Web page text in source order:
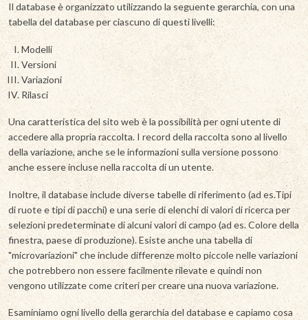
Il database è organizzato utilizzando la seguente gerarchia, con una
tabella del database per ciascuno di questi livelli:
Modelli
Versioni
Variazioni
Rilasci
Una caratteristica del sito web è la possibilità per ogni utente di
accedere alla propria raccolta. I record della raccolta sono al livello
della variazione, anche se le informazioni sulla versione possono
anche essere incluse nella raccolta di un utente.
Inoltre, il database include diverse tabelle di riferimento (ad es.Tipi
di ruote e tipi di pacchi) e una serie di elenchi di valori di ricerca per
selezioni predeterminate di alcuni valori di campo (ad es. Colore della
finestra, paese di produzione). Esiste anche una tabella di
"microvariazioni" che include differenze molto piccole nelle variazioni
che potrebbero non essere facilmente rilevate e quindi non
vengono utilizzate come criteri per creare una nuova variazione.
Esaminiamo ogni livello della gerarchia del database e capiamo cosa